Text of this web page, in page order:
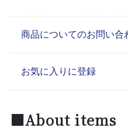
商品についてのお問い合
お気に入りに登録
■About items